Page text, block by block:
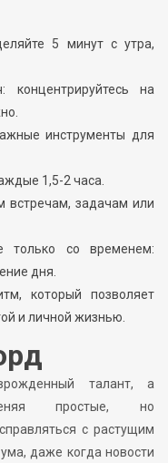
5 минут с утра,
концентрируйтесь на
инструменты для
1,5-2 часа.
встречам, задачам или
только со временем:
дня.
который позволяет
и личной жизнью.
талант, а
простые, но
с растущим
даже когда новости